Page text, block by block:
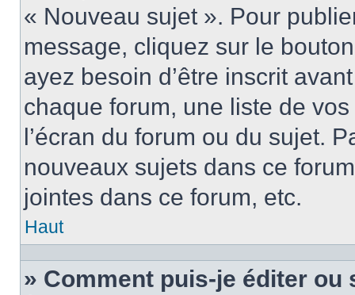
« Nouveau sujet ». Pour
message, cliquez sur le
ayez besoin d’être inscrit
chaque forum, une liste de
l’écran du forum ou du sujet.
nouveaux sujets dans ce
jointes dans ce forum, etc.
Haut
» Comment puis-je éditer